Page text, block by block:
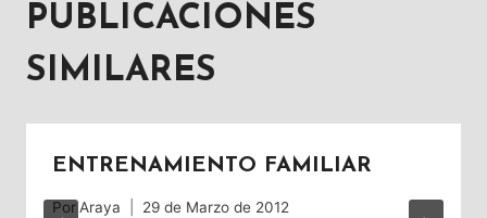
PUBLICACIONES
SIMILARES
ENTRENAMIENTO FAMILIAR
PorAraya 29 de Marzo de 2012